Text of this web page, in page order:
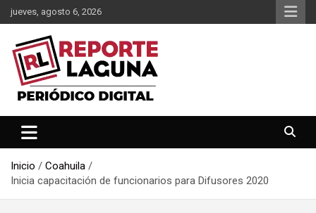
Saltar
al
contenido
jueves, agosto 6, 2026
Reporte Laguna
Inicio
Coahuila
Inicia capacitación de funcionarios para Difusores 2020